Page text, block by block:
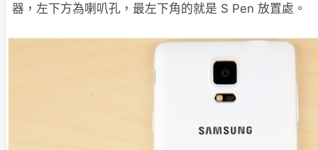
器，左下方為喇叭孔，最左下角的就是 S Pen 放置處。